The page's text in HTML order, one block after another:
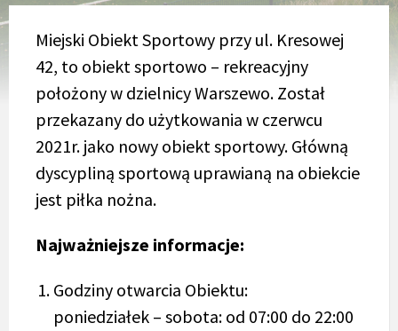
Miejski Obiekt Sportowy przy ul. Kresowej
42, to obiekt sportowo – rekreacyjny
położony w dzielnicy Warszewo. Został
przekazany do użytkowania w czerwcu
2021r. jako nowy obiekt sportowy. Główną
dyscypliną sportową uprawianą na obiekcie
jest piłka nożna.
Najważniejsze informacje:
Godziny otwarcia Obiektu:
poniedziałek – sobota: od 07:00 do 22:00